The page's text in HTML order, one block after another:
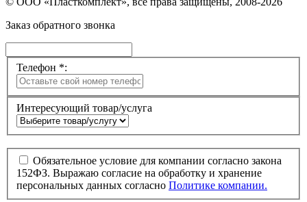
Заказ обратного звонка
Телефон *:
Интересующий товар/услуга
Обязательное условие для компании согласно закона
152ФЗ. Выражаю согласие на обработку и хранение
персональных данных согласно Политике компании.